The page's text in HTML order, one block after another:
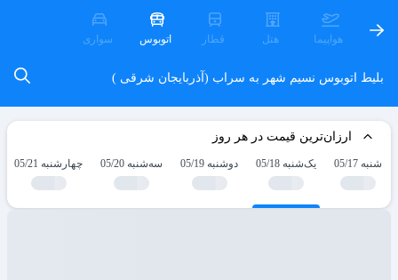
هواپیما هتل قطار اتوبوس سواری
بلیط اتوبوس نسیم شهر به سراب (آذربایجان شرقی )
ارزان‌ترین قیمت در هر روز
شنبه 05/17 یک‌شنبه 05/18 دوشنبه 05/19 سه‌شنبه 05/20 چهارشنبه 05/21